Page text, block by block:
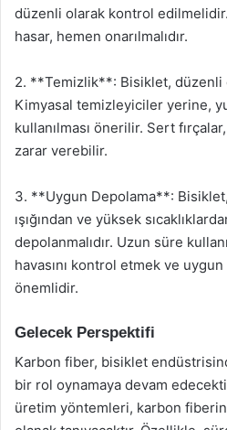
düzenli olarak kontrol
hasar, hemen onarılmalıdır.
2. **Temizlik**: Bisiklet, düzenli
Kimyasal temizleyiciler yerine,
kullanılması önerilir. Sert
zarar verebilir.
3. **Uygun Depolama**:
ışığından ve yüksek
depolanmalıdır. Uzun süre
havasını kontrol etmek ve
önemlidir.
Gelecek Perspektifi
Karbon fiber, bisiklet
bir rol oynamaya devam
üretim yöntemleri, karbon